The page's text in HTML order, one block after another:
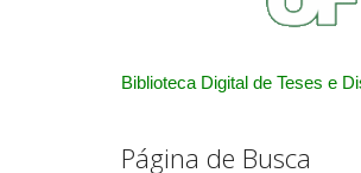
Biblioteca Digital de Teses e
Página de Busca